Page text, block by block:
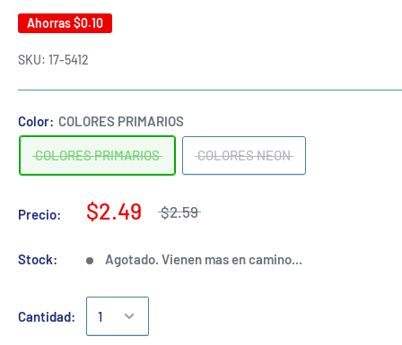
Ahorras$0.10
SKU: 17-5412
Color: COLORES PRIMARIOS
COLORES PRIMARIOS COLORES NEON
Precio: $2.49 $2.59
Stock: Agotado. Vienen mas en camino...
Cantidad: